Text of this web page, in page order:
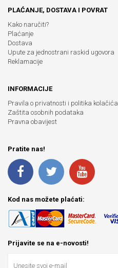
PLAĆANJE, DOSTAVA I POVRAT
Kako naručiti?
Plaćanje
Dostava
Upute za jednostrani raskid ugovora
Reklamacije
INFORMACIJE
Pravila o privatnosti i politika kolačića
Zaštita osobnih podataka
Pravna obavijest
Pratite nas!
Kod nas možete plaćati:
Prijavite se na e-novosti!